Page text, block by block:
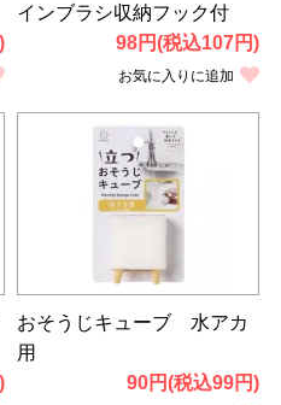
インブラシ収納フック付
98円(税込107円)
お気に入りに追加
おそうじキューブ 水アカ
用
90円(税込99円)